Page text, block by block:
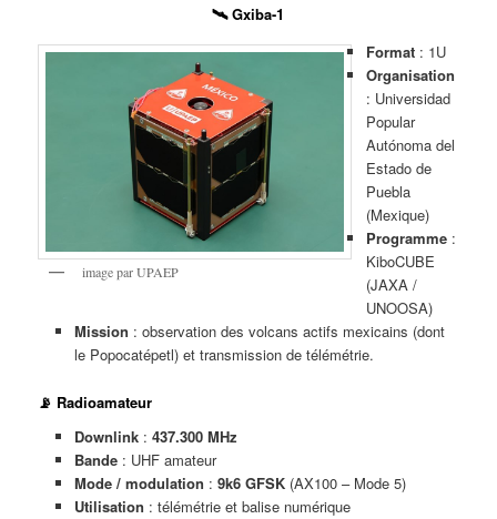
🛰️ Gxiba-1
image par UPAEP
Format : 1U
Organisation
: Universidad
Popular
Autónoma del
Estado de
Puebla
(Mexique)
Programme :
KiboCUBE
(JAXA /
UNOOSA)
Mission : observation des volcans actifs mexicains (dont
le Popocatépetl) et transmission de télémétrie.
📡 Radioamateur
Downlink: 437.300 MHz
Bande: UHF amateur
Mode / modulation : 9k6 GFSK(AX100 – Mode 5)
Utilisation : télémétrie et balise numérique